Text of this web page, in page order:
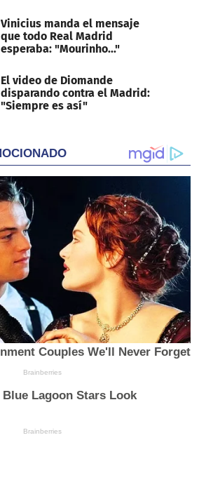
Vinicius manda el mensaje
que todo Real Madrid
esperaba: "Mourinho..."
El video de Diomande
disparando contra el Madrid:
"Siempre es así"